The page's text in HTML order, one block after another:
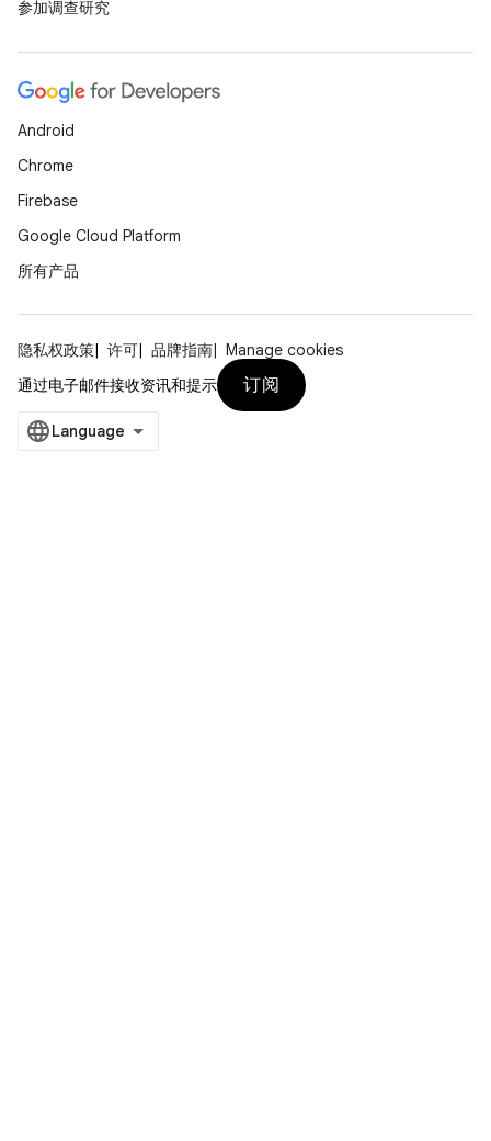
参加调查研究
Android
Chrome
Firebase
Google Cloud Platform
所有产品
隐私权政策 许可 品牌指南
Manage cookies
通过电子邮件接收资讯和提示
订阅